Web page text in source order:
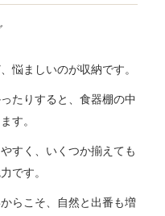
悩ましいのが収納です。
たりすると、食器棚の中
す。
すく、いくつか揃えても
です。
らこそ、自然と出番も増